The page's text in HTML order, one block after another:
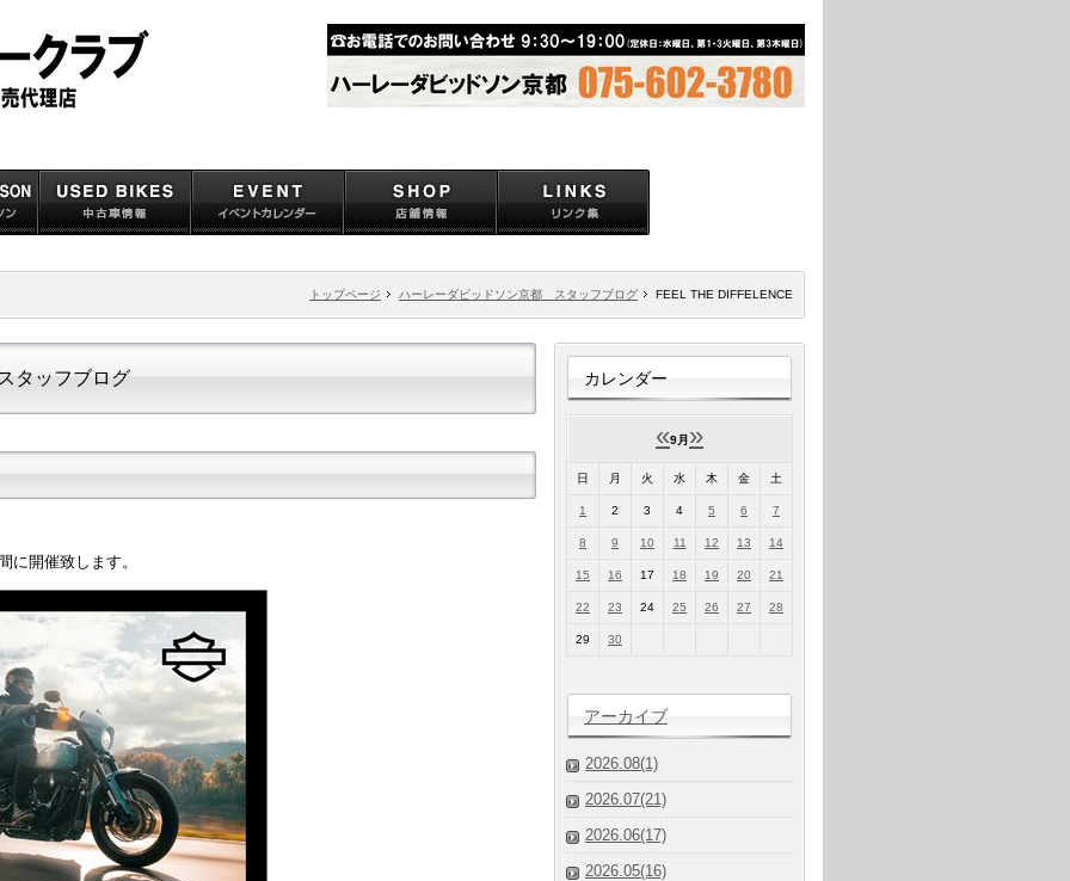
トップページ ハーレーダビッドソン京都 スタッフブログ FEEL THE DIFFELENCE
タッフブログ
に開催致します。
カレンダー
«9月 »
日 月 火 水 木 金 土
1 2 3 4 5 6 7
8 9 10 11 12 13 14
15 16 17 18 19 20 21
22 23 24 25 26 27 28
29 30
アーカイブ
2026.08(1)
2026.07(21)
2026.06(17)
2026.05(16)